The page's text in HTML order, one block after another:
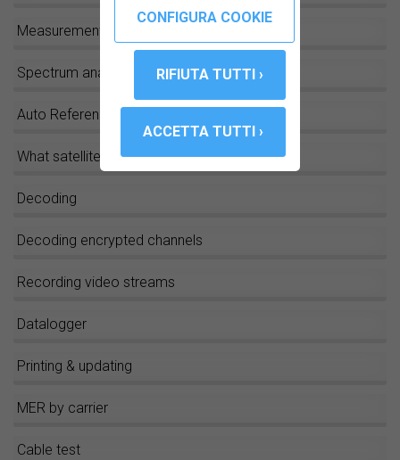
Measurements
Spectrum analyser
Auto Reference Level
What satellite is this?
Decoding
Decoding encrypted channels
Recording video streams
Datalogger
Printing & updating
MER by carrier
Cable test